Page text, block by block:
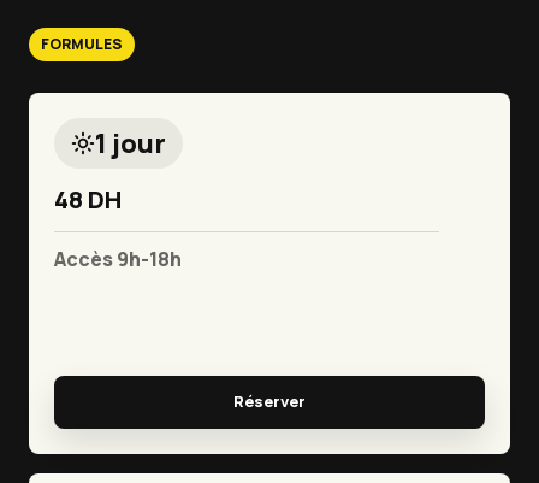
FORMULES
1 jour
48 DH
Accès 9h-18h
Réserver